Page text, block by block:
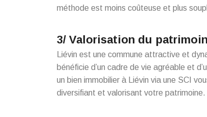
méthode est moins coûteuse et plus
3/ Valorisation du
Liévin est une commune attractive et
bénéficie d’un cadre de vie agréable et
un bien immobilier à Liévin via une SCI
diversifiant et valorisant votre patrimoine.